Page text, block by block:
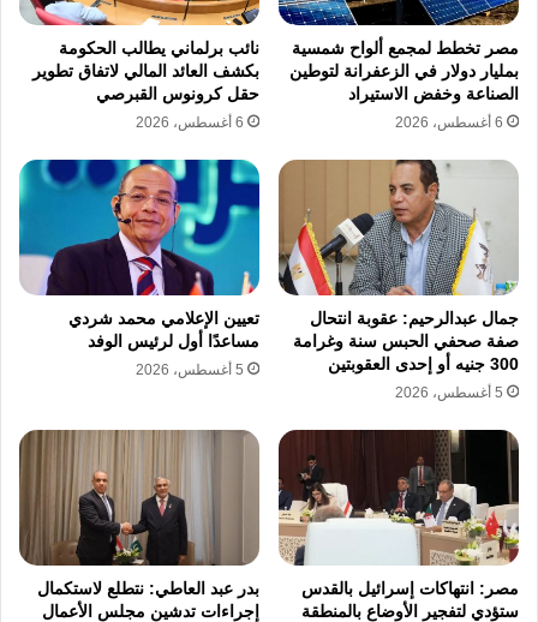
مصر تخطط لمجمع ألواح شمسية
بمليار دولار في الزعفرانة لتوطين
الصناعة وخفض الاستيراد
6 أغسطس، 2026
نائب برلماني يطالب الحكومة
بكشف العائد المالي لاتفاق تطوير
حقل كرونوس القبرصي
6 أغسطس، 2026
جمال عبدالرحيم: عقوبة انتحال
صفة صحفي الحبس سنة وغرامة
300 جنيه أو إحدى العقوبتين
5 أغسطس، 2026
تعيين الإعلامي محمد شردي
مساعدًا أول لرئيس الوفد
5 أغسطس، 2026
مصر: انتهاكات إسرائيل بالقدس
ستؤدي لتفجير الأوضاع بالمنطقة
بدر عبد العاطي: نتطلع لاستكمال
إجراءات تدشين مجلس الأعمال